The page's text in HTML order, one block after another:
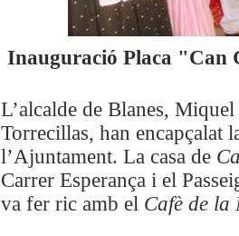
Inauguració Placa "Can
L’alcalde de Blanes,
Torrecillas, han encapçalat
l’Ajuntament. La casa de
Carrer Esperança i el
va fer ric amb el Cafè de la